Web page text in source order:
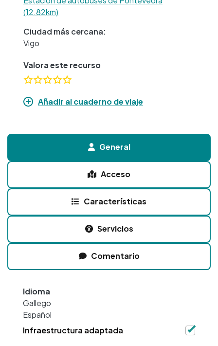
(12.82km)
Ciudad más cercana:
Vigo
Valora este recurso
Añadir al cuaderno de viaje
General
Acceso
Características
Servicios
Comentario
Idioma
Gallego
Español
Infraestructura adaptada